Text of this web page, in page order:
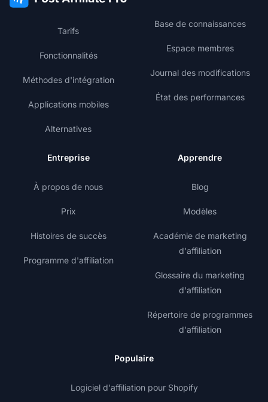
Tarifs
Fonctionnalités
Méthodes d'intégration
Applications mobiles
Alternatives
Base de connaissances
Espace membres
Journal des modifications
État des performances
Entreprise
À propos de nous
Prix
Histoires de succès
Programme d'affiliation
Apprendre
Blog
Modèles
Académie de marketing
d'affiliation
Glossaire du marketing
d'affiliation
Répertoire de programmes
d'affiliation
Populaire
Logiciel d'affiliation pour Shopify